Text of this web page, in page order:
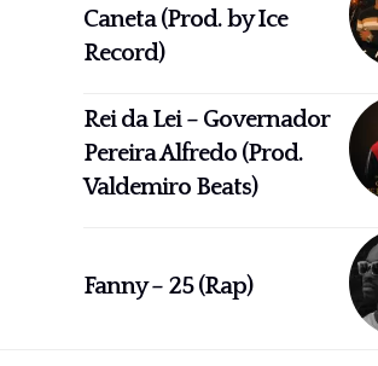
Caneta (Prod. by Ice
Record)
Rei da Lei – Governador
Pereira Alfredo (Prod.
Valdemiro Beats)
Fanny – 25 (Rap)